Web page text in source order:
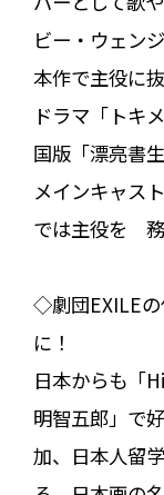
ビー・ウェン
本作で主役に
ドラマ「トキ
国版「漂亮書
メインキャス
では主役を 務
◇劇団EXILEの
に！
日本からも「
明智五郎」で
加、日本人留